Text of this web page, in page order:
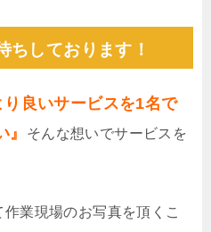
ちしております！
り良いサービスを1名で
そんな想いでサービスを
業現場のお写真を頂くこ